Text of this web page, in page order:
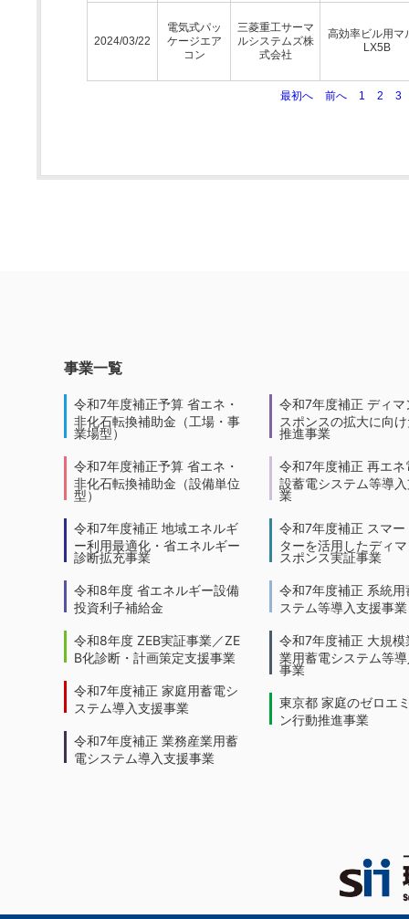
2024/03/22
電気式パッ
ケージエア
コン
三菱重工サーマ
ルシステムズ株
式会社
高効率ビル用マ
LX5B
最初へ 前へ 1 2 3
事業一覧
令和7年度補正予算 省エネ・
非化石転換補助金（工場・事
業場型）
令和7年度補正予算 省エネ・
非化石転換補助金（設備単位
型）
令和7年度補正 地域エネルギ
ー利用最適化・省エネルギー
診断拡充事業
令和8年度 省エネルギー設備
投資利子補給金
令和8年度 ZEB実証事業／ZE
B化診断・計画策定支援事業
令和7年度補正 家庭用蓄電シ
ステム導入支援事業
令和7年度補正 業務産業用蓄
電システム導入支援事業
令和7年度補正 ディマ
スポンスの拡大に向
推進事業
令和7年度補正 再エネ
設蓄電システム等導
業
令和7年度補正 スマー
ターを活用したディ
スポンス実証事業
令和7年度補正 系統用
ステム等導入支援事業
令和7年度補正 大規模
業用蓄電システム等
事業
東京都 家庭のゼロエ
ン行動推進事業